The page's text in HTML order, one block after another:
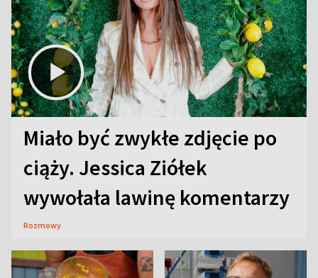
Miało być zwykłe zdjęcie po
ciąży. Jessica Ziółek
wywołała lawinę komentarzy
Rozmowy